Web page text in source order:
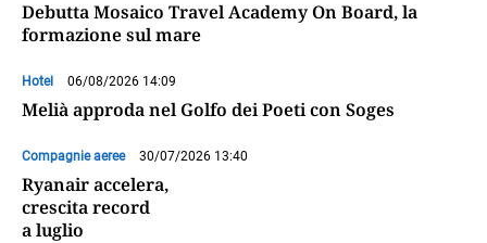
Debutta Mosaico Travel Academy On Board, la
formazione sul mare
Hotel 06/08/2026 14:09
Melià approda nel Golfo dei Poeti con Soges
Compagnie aeree 30/07/2026 13:40
Ryanair accelera,
crescita record
a luglio